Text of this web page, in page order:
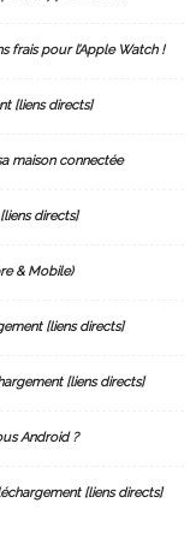
frais pour l’Apple Watch !
[liens directs]
maison connectée
directs]
& Mobile)
[liens directs]
[liens directs]
Android ?
[liens directs]